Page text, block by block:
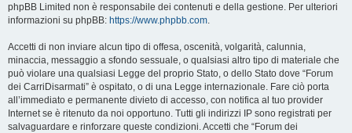
phpBB Limited non è responsabile dei contenuti e della gestione. Per ulteriori
informazioni su phpBB: https://www.phpbb.com.
Accetti di non inviare alcun tipo di offesa, oscenità, volgarità, calunnia,
minaccia, messaggio a sfondo sessuale, o qualsiasi altro tipo di materiale che
può violare una qualsiasi Legge del proprio Stato, o dello Stato dove “Forum
dei CarriDisarmati” è ospitato, o di una Legge internazionale. Fare ciò porta
all’immediato e permanente divieto di accesso, con notifica al tuo provider
Internet se è ritenuto da noi opportuno. Tutti gli indirizzi IP sono registrati per
salvaguardare e rinforzare queste condizioni. Accetti che “Forum dei